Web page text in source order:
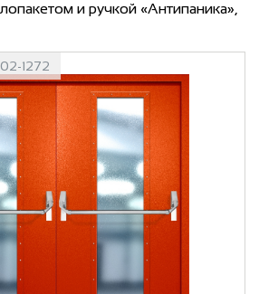
и ручкой «Антипаника»,
1272